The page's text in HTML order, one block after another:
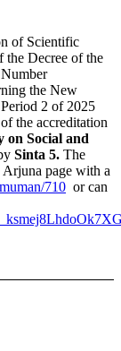
of Scientific
the Decree of the
the New
2 of 2025
the accreditation
on Social and
Sinta 5. The
Arjuna page with a
710 or can